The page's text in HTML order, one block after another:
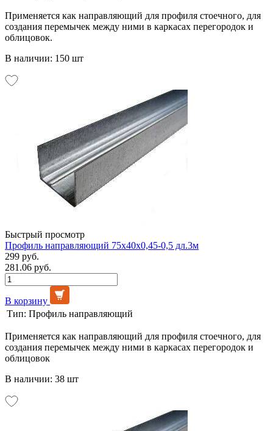
Применяется как направляющий для профиля стоечного, для
создания перемычек между ними в каркасах перегородок и
облицовок.
В наличии: 150 шт
Быстрый просмотр
Профиль направляющий 75х40х0,45-0,5 дл.3м
299 руб.
281.06 руб.
В корзину
Тип: Профиль направляющий
Применяется как направляющий для профиля стоечного, для
создания перемычек между ними в каркасах перегородок и
облицовок
В наличии: 38 шт